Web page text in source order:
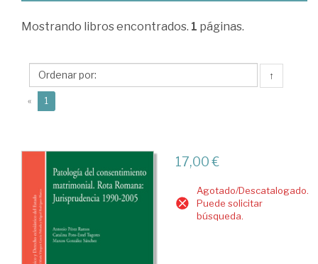
Pérez
Antonio
Mostrando libros encontrados. 1 páginas.
↑
« 1
17,00 €
Agotado/Descatalogado.
Puede solicitar
búsqueda.